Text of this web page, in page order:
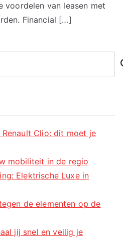
voordelen van leasen met
Financial […]
Clio: dit moet je
mobiliteit in de regio
Elektrische Luxe in
de elementen op de
jij snel en veilig je